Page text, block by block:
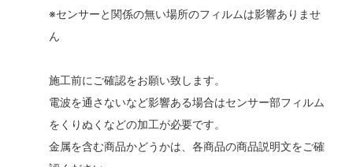
※センサーと関係の無い場所のフィルムは影響ありませ
ん
施工前にご確認をお願い致します。
電波を通さないなど影響ある場合はセンサー部フィルム
をくりぬくなどの加工が必要です。
金属を含む商品かどうかは、各商品の商品説明文をご確